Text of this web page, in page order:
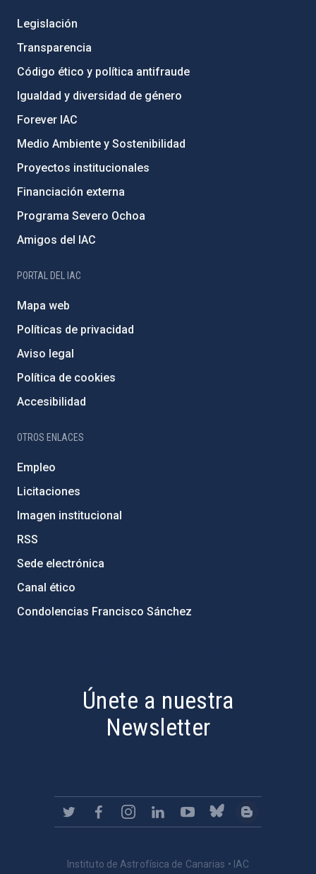
Legislación
Transparencia
Código ético y política antifraude
Igualdad y diversidad de género
Forever IAC
Medio Ambiente y Sostenibilidad
Proyectos institucionales
Financiación externa
Programa Severo Ochoa
Amigos del IAC
PORTAL DEL IAC
Mapa web
Políticas de privacidad
Aviso legal
Política de cookies
Accesibilidad
OTROS ENLACES
Empleo
Licitaciones
Imagen institucional
RSS
Sede electrónica
Canal ético
Condolencias Francisco Sánchez
Únete a nuestra
Newsletter
Instituto de Astrofísica de Canarias • IAC